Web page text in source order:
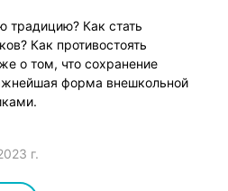
традицию? Как стать
Как противостоять
о том, что сохранение
форма внешкольной
г.